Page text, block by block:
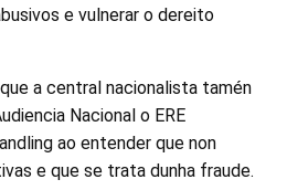
e vulnerar o dereito
a central nacionalista tamén
Nacional o ERE
ao entender que non
e que se trata dunha fraude.